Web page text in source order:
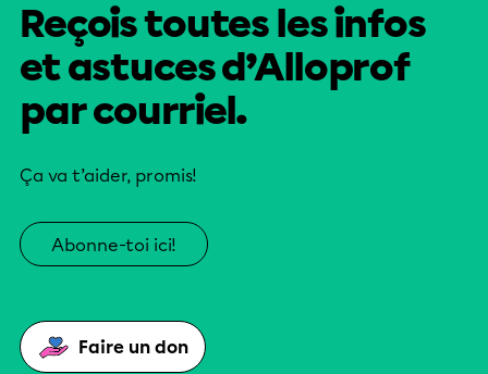
Reçois toutes les infos
et astuces d’Alloprof
par courriel.
Ça va t’aider, promis!
Abonne-toi ici!
Faire un don